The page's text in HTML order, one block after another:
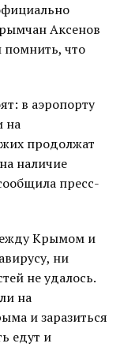
Аксенов
помнить, что
в аэропорту
на
продолжат
наличие
пресс-
Крымом и
ни
не удалось.
на
и заразиться
едут и